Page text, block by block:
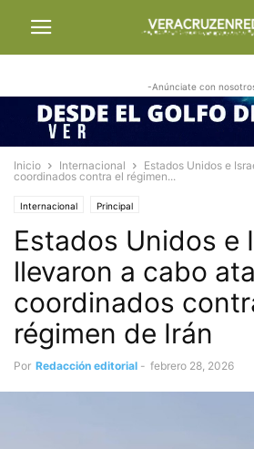
-Anúnciate con
Inicio Internacional
Estados Unidos e
coordinados contra el régimen...
Internacional Principal
Estados Unidos e
llevaron a cabo
coordinados
régimen de Irán
Por Redacción editorial - febrero 28, 2026